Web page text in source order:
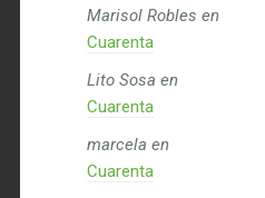
Marisol Robles en
Cuarenta
Lito Sosa en
Cuarenta
marcela en
Cuarenta